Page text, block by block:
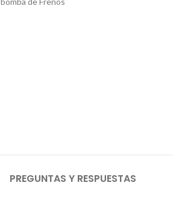
PREGUNTAS Y RESPUESTAS